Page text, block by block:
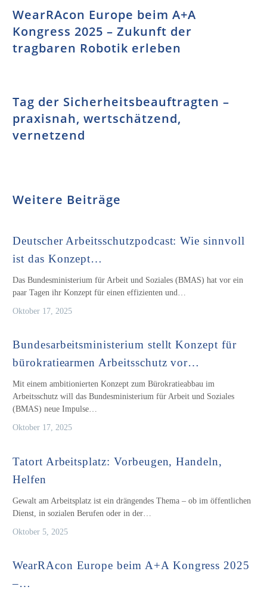
WearRAcon Europe beim A+A
Kongress 2025 – Zukunft der
tragbaren Robotik erleben
Tag der Sicherheitsbeauftragten –
praxisnah, wertschätzend,
vernetzend
Weitere Beiträge
Deutscher Arbeitsschutzpodcast: Wie sinnvoll
ist das Konzept…
Das Bundesministerium für Arbeit und Soziales (BMAS) hat vor ein
paar Tagen ihr Konzept für einen effizienten und…
Oktober 17, 2025
Bundesarbeitsministerium stellt Konzept für
bürokratiearmen Arbeitsschutz vor…
Mit einem ambitionierten Konzept zum Bürokratieabbau im
Arbeitsschutz will das Bundesministerium für Arbeit und Soziales
(BMAS) neue Impulse…
Oktober 17, 2025
Tatort Arbeitsplatz: Vorbeugen, Handeln,
Helfen
Gewalt am Arbeitsplatz ist ein drängendes Thema – ob im öffentlichen
Dienst, in sozialen Berufen oder in der…
Oktober 5, 2025
WearRAcon Europe beim A+A Kongress 2025
–…